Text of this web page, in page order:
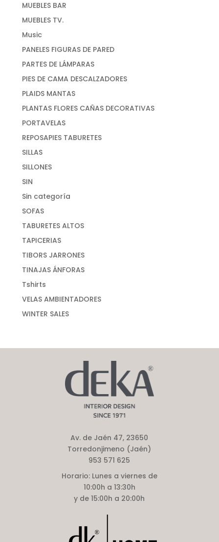
MUEBLES BAR
MUEBLES TV.
Music
PANELES FIGURAS DE PARED
PARTES DE LÁMPARAS
PIES DE CAMA DESCALZADORES
PLAIDS MANTAS
PLANTAS FLORES CAÑAS DECORATIVAS
PORTAVELAS
REPOSAPIES TABURETES
SILLAS
SILLONES
SIN
Sin categoría
SOFAS
TABURETES ALTOS
TAPICERIAS
TIBORS JARRONES
TINAJAS ÁNFORAS
Tshirts
VELAS AMBIENTADORES
WINTER SALES
Av. de Jaén 47, 23650
Torredonjimeno (Jaén)
953 571 625
Horario:Lunes a viernes de
10:00h a 13:30h
y de 15:00h a 20:00h